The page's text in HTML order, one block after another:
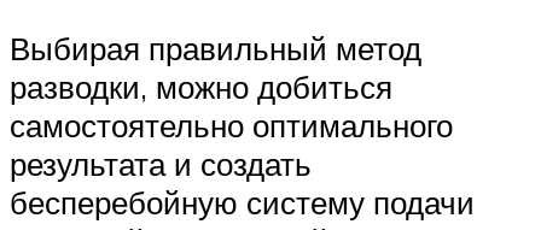
Выбирая правильный метод
разводки, можно добиться
самостоятельно оптимального
результата и создать
бесперебойную систему подачи